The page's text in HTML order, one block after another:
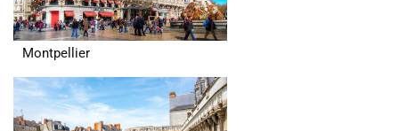
Montpellier